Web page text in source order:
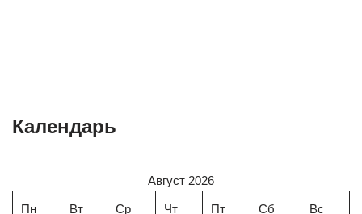
Календарь
Август 2026
Пн Вт Ср Чт Пт Сб Вс